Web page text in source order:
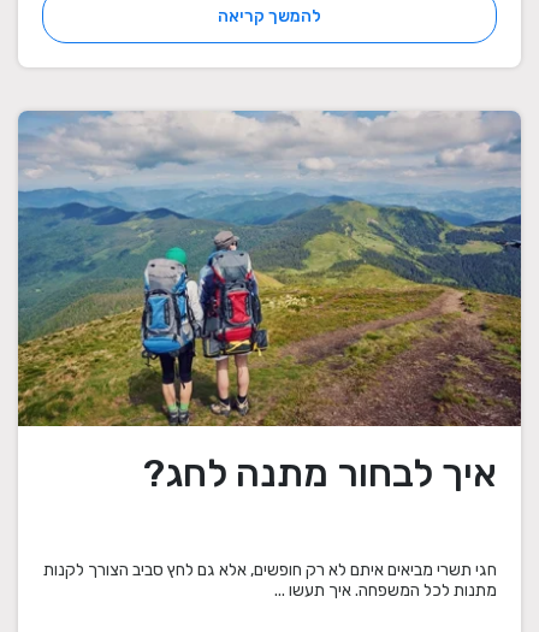
להמשך קריאה
איך לבחור מתנה לחג?
חגי תשרי מביאים איתם לא רק חופשים, אלא גם לחץ סביב הצורך לקנות
מתנות לכל המשפחה. איך תעשו ...